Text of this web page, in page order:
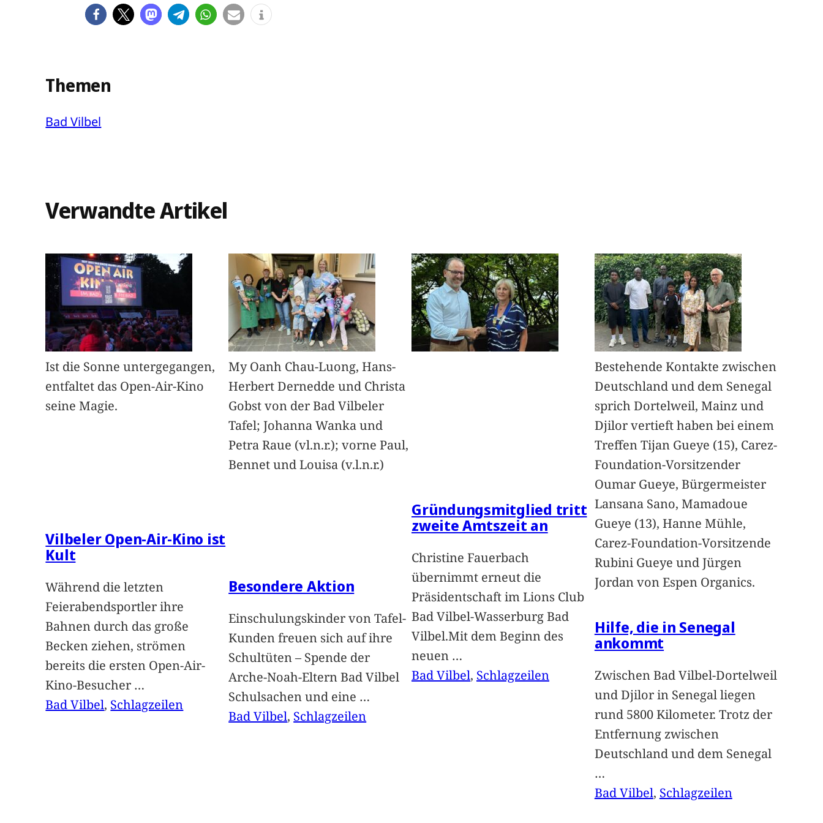
Themen
Bad Vilbel
Verwandte Artikel
Ist die Sonne untergegangen,
entfaltet das Open-Air-Kino
seine Magie.
Vilbeler Open-Air-Kino ist
Kult
Während die letzten
Feierabendsportler ihre
Bahnen durch das große
Becken ziehen, strömen
bereits die ersten Open-Air-
Kino-Besucher …
Bad Vilbel, Schlagzeilen
My Oanh Chau-Luong, Hans-
Herbert Dernedde und Christa
Gobst von der Bad Vilbeler
Tafel; Johanna Wanka und
Petra Raue (vl.n.r.); vorne Paul,
Bennet und Louisa (v.l.n.r.)
Besondere Aktion
Einschulungskinder von Tafel-
Kunden freuen sich auf ihre
Schultüten – Spende der
Arche-Noah-Eltern Bad Vilbel
Schulsachen und eine …
Bad Vilbel, Schlagzeilen
Gründungsmitglied tritt
zweite Amtszeit an
Christine Fauerbach
übernimmt erneut die
Präsidentschaft im Lions Club
Bad Vilbel-Wasserburg Bad
Vilbel.Mit dem Beginn des
neuen …
Bad Vilbel, Schlagzeilen
Bestehende Kontakte zwischen
Deutschland und dem Senegal
sprich Dortelweil, Mainz und
Djilor vertieft haben bei einem
Treffen Tijan Gueye (15), Carez-
Foundation-Vorsitzender
Oumar Gueye, Bürgermeister
Lansana Sano, Mamadoue
Gueye (13), Hanne Mühle,
Carez-Foundation-Vorsitzende
Rubini Gueye und Jürgen
Jordan von Espen Organics.
Hilfe, die in Senegal
ankommt
Zwischen Bad Vilbel-Dortelweil
und Djilor in Senegal liegen
rund 5800 Kilometer. Trotz der
Entfernung zwischen
Deutschland und dem Senegal
…
Bad Vilbel, Schlagzeilen